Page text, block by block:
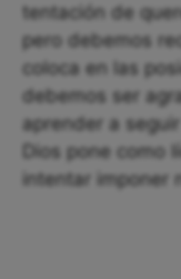
tentación de
pero debemos
coloca en las
debemos ser
aprender a
Dios pone
intentar imponer